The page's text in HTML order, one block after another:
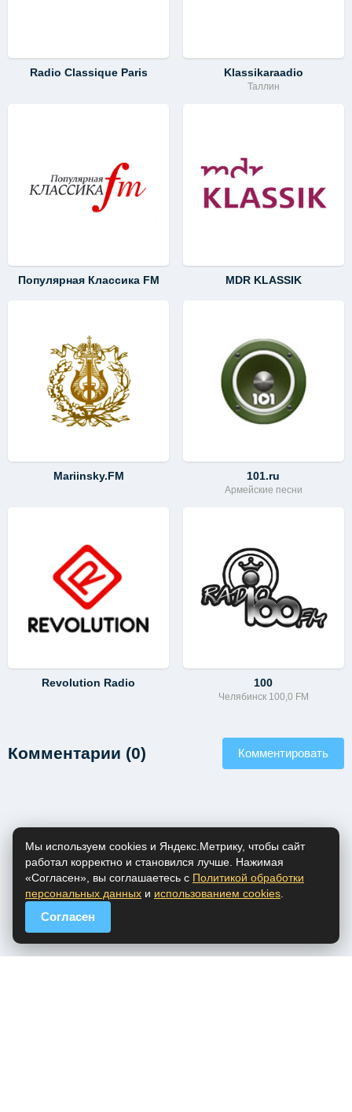
Radio Classique Paris Klassikaraadio
Таллин
Популярная Классика FM MDR KLASSIK
Mariinsky.FM 101.ru
Армейские песни
Revolution Radio 100
Челябинск 100,0 FM
Комментарии (0) Комментировать
Мы используем cookies и Яндекс.Метрику, чтобы сайт
работал корректно и становился лучше. Нажимая
«Согласен», вы соглашаетесь с Политикой обработки
персональных данных и использованием cookies
Согласен